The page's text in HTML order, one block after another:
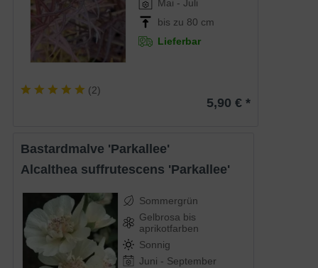
Mai - Juli
bis zu 80 cm
Lieferbar
(2)
5,90 € *
Bastardmalve 'Parkallee'
Alcalthea suffrutescens 'Parkallee'
Sommergrün
Gelbrosa bis
aprikotfarben
Sonnig
Juni - September